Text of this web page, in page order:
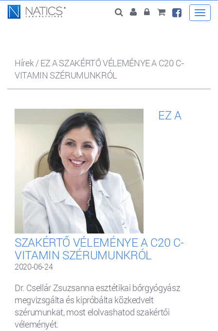
Hírek/EZ A SZAKÉRTŐ VÉLEMÉNYE A C20 C-
VITAMIN SZÉRUMUNKRÓL
EZ A
SZAKÉRTŐ VÉLEMÉNYE A C20 C-
VITAMIN SZÉRUMUNKRÓL
2020-06-24
Dr. Csellár Zsuzsanna esztétikai bőrgyógyász
megvizsgálta és kipróbálta közkedvelt
szérumunkat, most elolvashatod szakértői
véleményét.